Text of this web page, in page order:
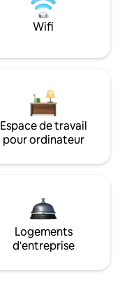
Wifi
Espace de travail
pour ordinateur
Logements
d'entreprise